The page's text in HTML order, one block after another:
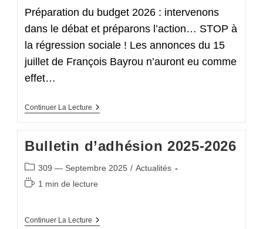
lecture :
Préparation du budget 2026 : intervenons
dans le débat et préparons l’action… STOP à
la régression sociale ! Les annonces du 15
juillet de François Bayrou n’auront eu comme
effet…
Continuer La Lecture Édito
–
2025
Bulletin d’adhésion 2025-2026
Post
category:
309 — Septembre 2025 / Actualités
Temps1 min de lecture
Continuer La Lecture Bulletin